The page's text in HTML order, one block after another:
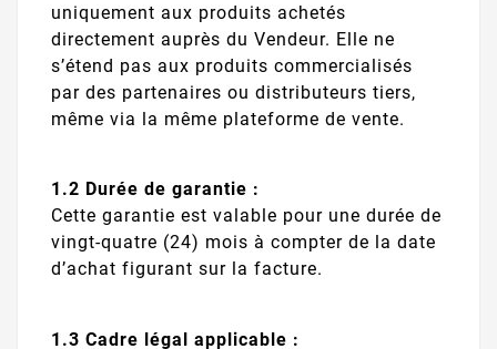
uniquement aux produits achetés
directement auprès du Vendeur. Elle ne
s’étend pas aux produits commercialisés
par des partenaires ou distributeurs tiers,
même via la même plateforme de vente.
1.2 Durée de garantie :
Cette garantie est valable pour une durée de
vingt-quatre (24) mois à compter de la date
d’achat figurant sur la facture.
1.3 Cadre légal applicable :